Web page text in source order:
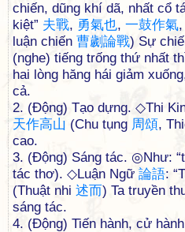
chiến, dũng khí dã, nhất cổ
kiệt” 夫戰, 勇氣也, 一鼓作氣,
luận chiến 曹劌論戰) Sự
(nghe) tiếng trống thứ nhất
hai lòng hăng hái giảm
cả.
2. (Động) Tạo dựng. ◇Thi
天作高山 (Chu tụng 周頌,
cao.
3. (Động) Sáng tác. ◎Như:
tác thơ). ◇Luận Ngữ 論語:
(Thuật nhi 述而) Ta truyền
sáng tác.
4. (Động) Tiến hành, cử